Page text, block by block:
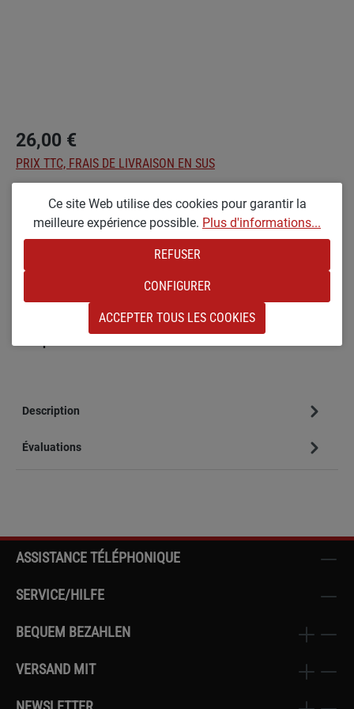
26,00 €
PRIX TTC, FRAIS DE LIVRAISON EN SUS
Plus disponible
KL-BAUMER [STREIFENLACK & KLEIN]
(CETTE OPTION N'EST PAS DISPONIBLE POUR LE
Ajouter à la liste de souhaits
Description
Évaluations
ASSISTANCE TÉLÉPHONIQUE
SERVICE/HILFE
BEQUEM BEZAHLEN
VERSAND MIT
Ce site Web utilise des cookies pour garantir la
meilleure expérience possible. Plus d'informations...
REFUSER
CONFIGURER
ACCEPTER TOUS LES COOKIES